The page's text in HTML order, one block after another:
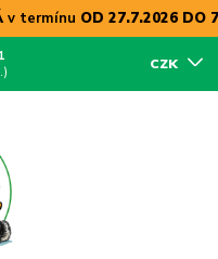
v termínu OD 27.7.2026 DO
CZK